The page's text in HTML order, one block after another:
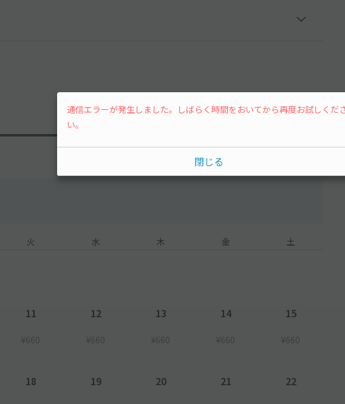
15分単位
火 水 木 金 土
11
¥660
12
¥660
13
¥660
14
¥660
15
¥660
18 19 20 21 22
通信エラーが発生しました。しばらく時間をおいてから再度お試しくだ
い。
閉じる